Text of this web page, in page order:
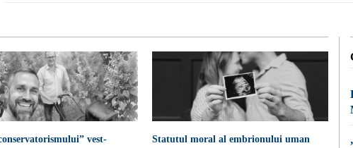
vest-
Statutul moral al embrionului uman